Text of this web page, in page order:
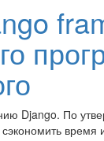
Django. По
время